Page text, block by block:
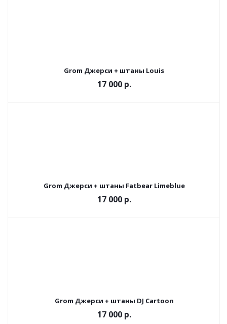
Grom Джерси + штаны Louis
17 000 р.
Grom Джерси + штаны Fatbear Limeblue
17 000 р.
Grom Джерси + штаны DJ Cartoon
17 000 р.